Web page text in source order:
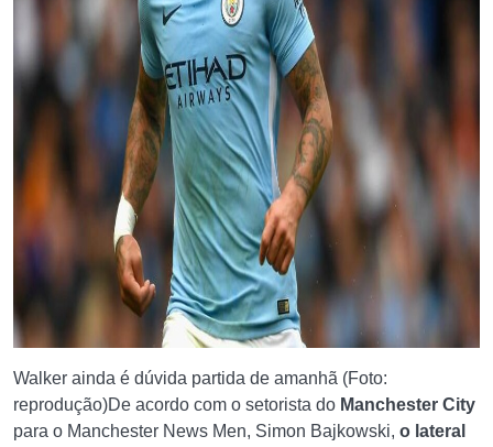
Walker ainda é dúvida partida de amanhã (Foto:
reprodução)De acordo com o setorista do Manchester City
para o Manchester News Men, Simon Bajkowski, o lateral